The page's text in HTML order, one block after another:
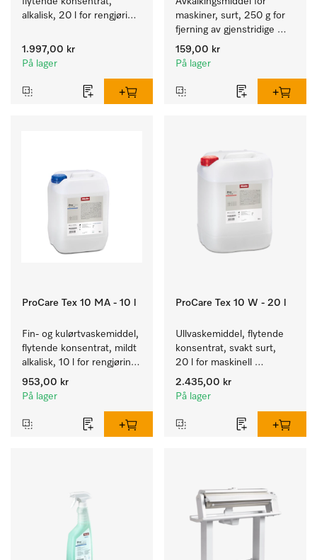
alkalisk, 20 l for rengjøring
fargeekte, kulørte tekstiler.
1.997,00 kr
På lager
maskiner, surt, 250 g for
fjerning av gjenstridige
kalkavleiringer.
159,00 kr
På lager
ProCare Tex 10 MA - 10 l
Fin- og kulørtvaskemiddel,
flytende konsentrat, mildt
alkalisk, 10 l for rengjøring
av kulørte og ømfintlige
tekstiler.
953,00 kr
På lager
ProCare Tex 10 W - 20 l
Ullvaskemiddel, flytende
konsentrat, svakt surt,
20 l for maskinell
rengjøring av ull.
2.435,00 kr
På lager